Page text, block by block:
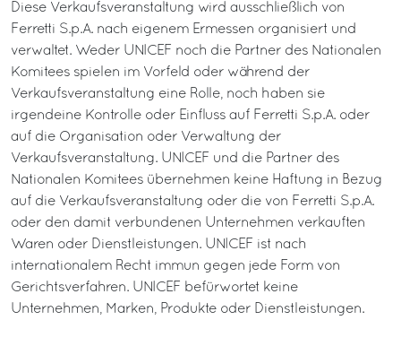
Diese Verkaufsveranstaltung wird ausschließlich von
Ferretti S.p.A. nach eigenem Ermessen organisiert und
verwaltet. Weder UNICEF noch die Partner des Nationalen
Komitees spielen im Vorfeld oder während der
Verkaufsveranstaltung eine Rolle, noch haben sie
irgendeine Kontrolle oder Einfluss auf Ferretti S.p.A. oder
auf die Organisation oder Verwaltung der
Verkaufsveranstaltung. UNICEF und die Partner des
Nationalen Komitees übernehmen keine Haftung in Bezug
auf die Verkaufsveranstaltung oder die von Ferretti S.p.A.
oder den damit verbundenen Unternehmen verkauften
Waren oder Dienstleistungen. UNICEF ist nach
internationalem Recht immun gegen jede Form von
Gerichtsverfahren. UNICEF befürwortet keine
Unternehmen, Marken, Produkte oder Dienstleistungen.